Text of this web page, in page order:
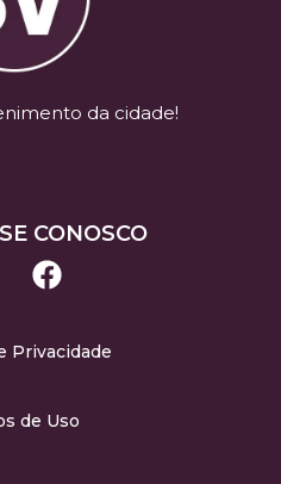
da cidade!
CONOSCO
Privacidade
de Uso